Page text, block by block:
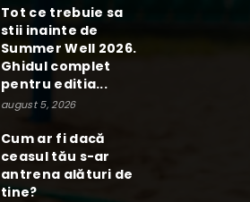
Tot ce trebuie sa
stii inainte de
Summer Well 2026.
Ghidul complet
pentru editia...
august 5, 2026
Cum ar fi dacă
ceasul tău s-ar
antrena alături de
tine?